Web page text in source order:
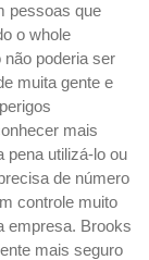
pessoas que
o whole
poderia ser
muita gente e
mais
pena utilizá-lo ou
de número
controle muito
empresa. Brooks
mais seguro